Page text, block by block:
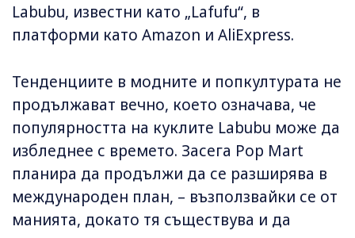
Labubu, известни като „Lafufu“, в
платформи като Amazon и AliExpress.
Тенденциите в модните и попкултурата не
продължават вечно, което означава, че
популярността на куклите Labubu може да
избледнее с времето. Засега Pop Mart
планира да продължи да се разширява в
международен план, – възползвайки се от
манията, докато тя съществува и да